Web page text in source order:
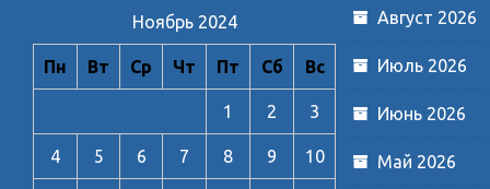
Ноябрь 2024
Пн Вт Ср Чт Пт Сб Вс
1 2 3
4 5 6 7 8 9 10
Август 2026
Июль 2026
Июнь 2026
Май 2026